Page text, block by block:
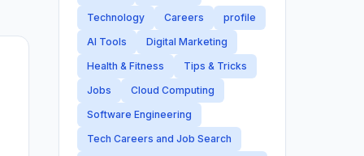
Technology
Careers
profile
AI Tools
Digital Marketing
Health & Fitness
Tips & Tricks
Jobs
Cloud Computing
Software Engineering
Tech Careers and Job Search